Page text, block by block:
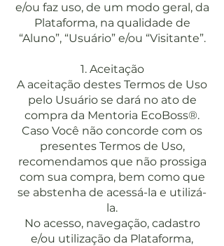
e/ou faz uso, de um modo geral, da
Plataforma, na qualidade de
“Aluno”, “Usuário” e/ou “Visitante”.
1. Aceitação
A aceitação destes Termos de Uso
pelo Usuário se dará no ato de
compra da Mentoria EcoBoss®.
Caso Você não concorde com os
presentes Termos de Uso,
recomendamos que não prossiga
com sua compra, bem como que
se abstenha de acessá-la e utilizá-
la.
No acesso, navegação, cadastro
e/ou utilização da Plataforma,